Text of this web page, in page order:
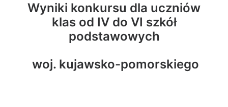
Wyniki konkursu dla uczniów
klas od IV do VI szkół
podstawowych
woj. kujawsko-pomorskiego